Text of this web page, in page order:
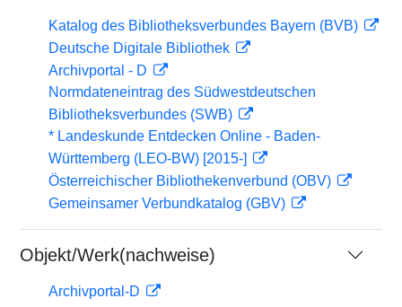
Katalog des Bibliotheksverbundes Bayern (BVB)
Deutsche Digitale Bibliothek
Archivportal - D
Normdateneintrag des Südwestdeutschen
Bibliotheksverbundes (SWB)
* Landeskunde Entdecken Online - Baden-
Württemberg (LEO-BW) [2015-]
Österreichischer Bibliothekenverbund (OBV)
Gemeinsamer Verbundkatalog (GBV)
Objekt/Werk(nachweise)
Archivportal-D